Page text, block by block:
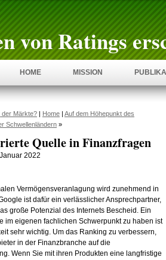
von Ratings
HOME MISSION
der Märkte? | Home | Auf dem Höhepunkt des
Schwellenländern »
Quelle in Finanzfragen
2022
Vermögensveranlagung wird zunehmend in
ist dafür ein verlässlicher Ansprechpartner,
große Potenzial des Internets Bescheid. Ein
im eigenen fachlichen Schwerpunkt zu haben ist
sehr wichtig. Um das Ranking zu verbessern,
in der Finanzbranche auf die
Wenn Sie mit ihren Produkten eine langfristige